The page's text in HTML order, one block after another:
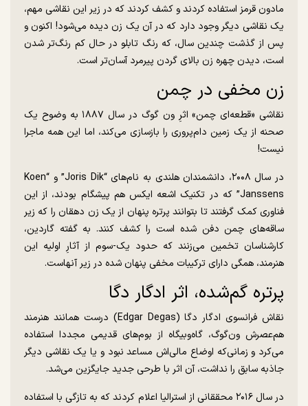
مادون قرمز استفاده کردند و کشف کردند که در زیر این نقاشی مهم،
یک نقاشی دیگر وجود دارد که در آن یک زن دیده می‌شود! اکنون و
پس از گذشت چندین سال، که رنگ تابلو در حال کم رنگ‌تر شدن
است، دیدن چهره زن بالای گردن پیرمرد آسان‌تر است.
زن مخفی در چمن
نقاشی «قطعه‌ای چمن» اثرِ ون گوگ در سال ۱۸۸۷ به وضوح یک
صحنه از یک زمین دام‌پروری را بازسازی می‌کند، اما این همه ماجرا
نیست!
در سال ۲۰۰۸، دانشمندان هلندی به نام‌های “Joris Dik” و “Koen
Janssens” که در تکنیک اشعه ایکس هم پیشگام بودند، از این
فناوری کمک گرفتند تا بتوانند پرتره پنهان از یک زن دهقان را که زیر
ساقه‌های چمن دفن شده است را کشف کنند. به گفته گاردین،
کارشناسان تخمین می‌زنند که حدود یک-سوم از آثارِ اولیه این
هنرمند، همگی دارای ترکیبات مخفی پنهان شده در زیر آنهاست.
پرتره گم‌شده، اثر ادگار دگا
نقاش فرانسوی ادگار دگا (Edgar Degas) درست همانند هنرمند
هم‌عصرش ون‌گوگ، گاه‌و‌بیگاه از بوم‌های قدیمی مجددا استفاده
می‌کرد و زمانی‌که اوضاع مالی‌اش مساعد نبود و یا یک نقاشی دیگر
جاذبه سابق را نداشت، آن اثر با طرحی جدید جایگزین می‌شد.
در سال ۲۰۱۶ محققانی از استرالیا اعلام کردند که به تازگی با استفاده